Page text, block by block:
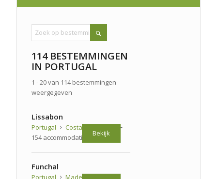
114 BESTEMMINGEN
IN PORTUGAL
1 - 20 van 114 bestemmingen
weergegeven
Lissabon
Portugal
Costa de Lisboa
154 accommodaties
Bekijk
Funchal